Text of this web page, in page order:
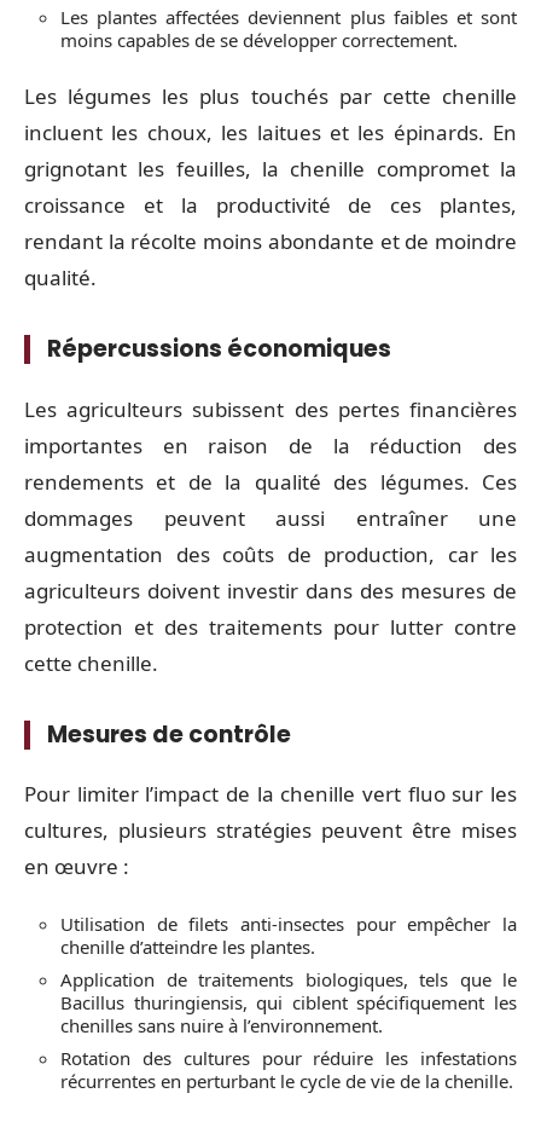
Les plantes affectées deviennent plus faibles et sont
moins capables de se développer correctement.
Les légumes les plus touchés par cette chenille
incluent les choux, les laitues et les épinards. En
grignotant les feuilles, la chenille compromet la
croissance et la productivité de ces plantes,
rendant la récolte moins abondante et de moindre
qualité.
Répercussions économiques
Les agriculteurs subissent des pertes financières
importantes en raison de la réduction des
rendements et de la qualité des légumes. Ces
dommages peuvent aussi entraîner une
augmentation des coûts de production, car les
agriculteurs doivent investir dans des mesures de
protection et des traitements pour lutter contre
cette chenille.
Mesures de contrôle
Pour limiter l’impact de la chenille vert fluo sur les
cultures, plusieurs stratégies peuvent être mises
en œuvre :
Utilisation de filets anti-insectes pour empêcher la
chenille d’atteindre les plantes.
Application de traitements biologiques, tels que le
Bacillus thuringiensis, qui ciblent spécifiquement les
chenilles sans nuire à l’environnement.
Rotation des cultures pour réduire les infestations
récurrentes en perturbant le cycle de vie de la chenille.